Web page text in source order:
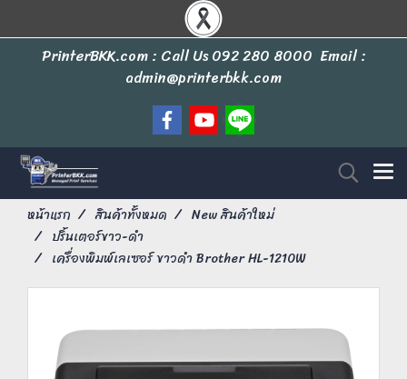
PrinterBKK.com : Call Us092 280 8000 Email :
admin@printerbkk.com
หน้าแรก สินค้าทั้งหมด
New สินค้าใหม่
ปริ้นเตอร์ขาว-ดำ
เครื่องพิมพ์เลเซอร์ ขาวดำ Brother HL-1210W